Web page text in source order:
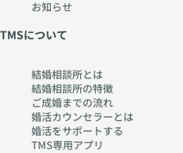
お知らせ
TMSについて
結婚相談所とは
結婚相談所の特徴
ご成婚までの流れ
婚活カウンセラーとは
婚活をサポートする
TMS専用アプリ